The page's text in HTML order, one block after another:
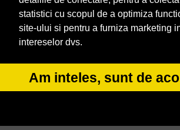
statistici cu scopul de a optimiza
site-ului si pentru a furniza marketing
intereselor dvs.
Am inteles, sunt de
Copertine-Inchideri-Terase.com
Service-Reparatii.com
© 2014-2026 Powered byVilonMedia&